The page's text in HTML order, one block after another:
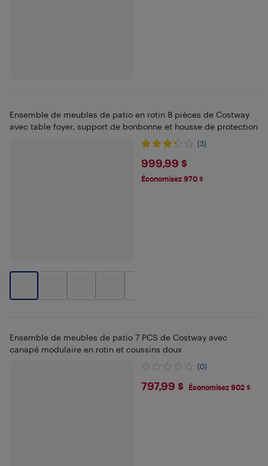
Ensemble de meubles de patio en rotin 8 pièces de Costway
avec table foyer, support de bonbonne et housse de protection
(3)
$999.99
999,99 $
Économisez 970 $
Ensemble de meubles de patio 7 PCS de Costway avec
canapé modulaire en rotin et coussins doux
(0)
$797.99
797,99 $ Économisez 902 $